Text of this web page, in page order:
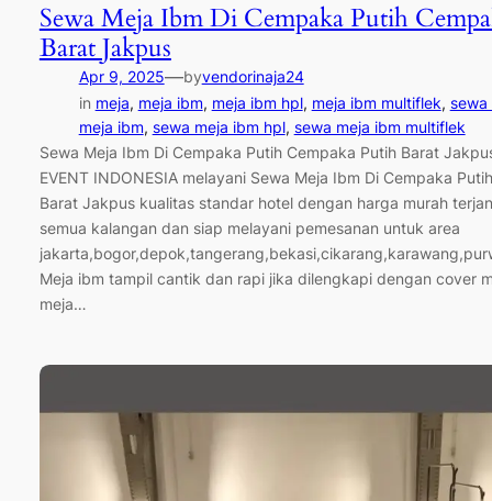
Sewa Meja Ibm Di Cempaka Putih
Barat Jakpus
Apr 9, 2025—byvendorinaja24
in meja, meja ibm, meja ibm hpl, meja ibm multiflek, sewa
meja ibm, sewa meja ibm hpl, sewa meja ibm multiflek
Sewa Meja Ibm Di Cempaka Putih Cempaka Putih Barat
EVENT INDONESIA melayani Sewa Meja Ibm Di Cempaka
Barat Jakpus kualitas standar hotel dengan harga murah
semua kalangan dan siap melayani pemesanan untuk area
Meja ibm tampil cantik dan rapi jika dilengkapi dengan cover
meja…